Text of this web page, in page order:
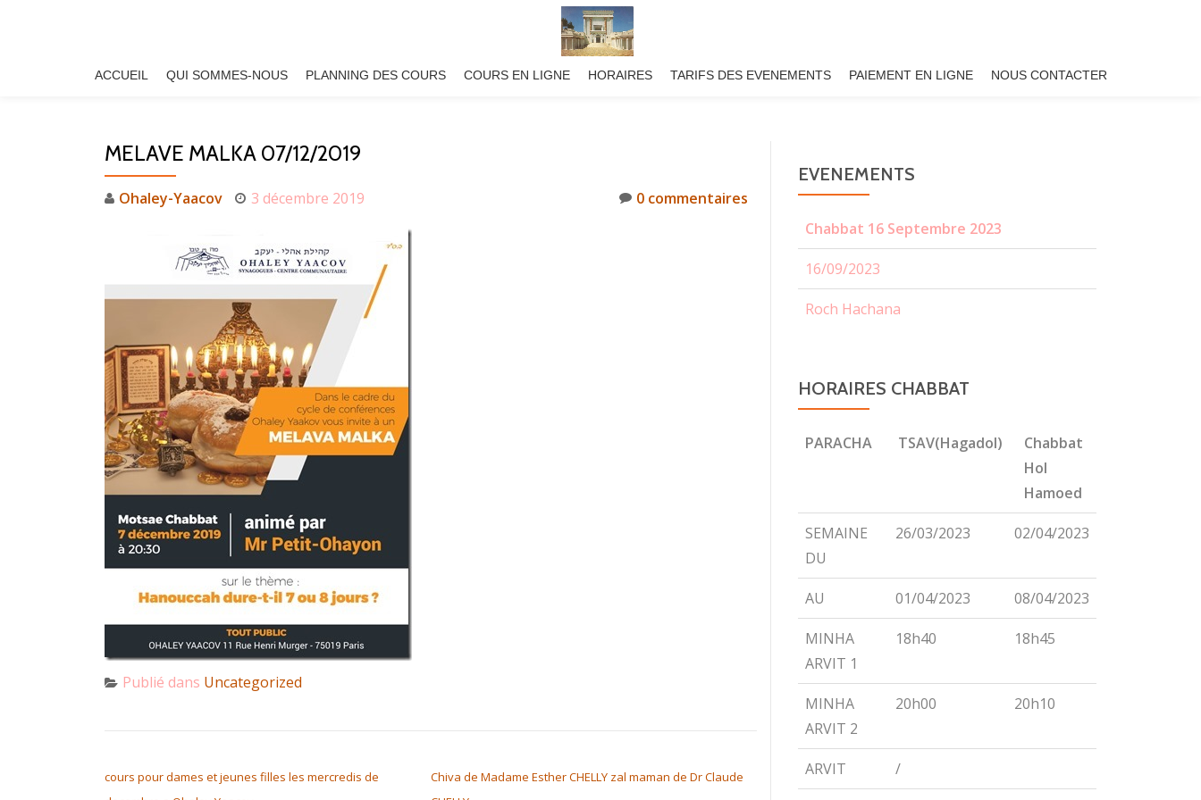
ACCUEIL QUI SOMMES-NOUS PLANNING DES COURS COURS EN LIGNE HORAIRES TARIFS DES EVENEMENTS PAIEMENT EN LIGNE NOUS CONTACTER
MELAVE MALKA 07/12/2019
Ohaley-Yaacov 3 décembre 2019 0 commentaires
Publié dans Uncategorized
cours pour dames et jeunes filles les mercredis de
Chiva de Madame Esther CHELLY zal maman de Dr Claude
EVENEMENTS
Chabbat 16 Septembre 2023
16/09/2023
Roch Hachana
HORAIRES CHABBAT
PARACHA TSAV(Hagadol)
Chabbat
Hol
Hamoed
PARACHA TSAV(Hagadol)
Chabbat
Hamoed
SEMAINE
DU
26/03/2023 02/04/2023
AU 01/04/2023 08/04/2023
MINHA
ARVIT 1
18h40 18h45
MINHA
ARVIT 2
20h00 20h10
ARVIT /